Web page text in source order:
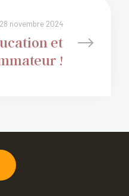
28 novembre 2024
!